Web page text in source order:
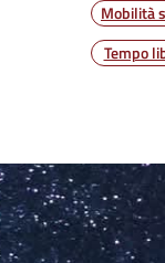
Mobilità
Tempo